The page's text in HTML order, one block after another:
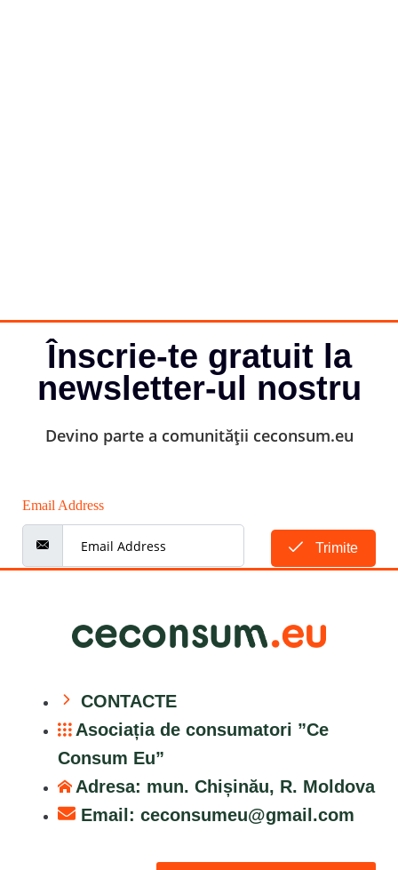
Înscrie-te gratuit la
newsletter-ul nostru
Devino parte a comunității ceconsum.eu
Email Address
Trimite
CONTACTE
Asociația de consumatori ”Ce
Consum Eu”
Adresa: mun. Chișinău, R. Moldova
Email: ceconsumeu@gmail.com